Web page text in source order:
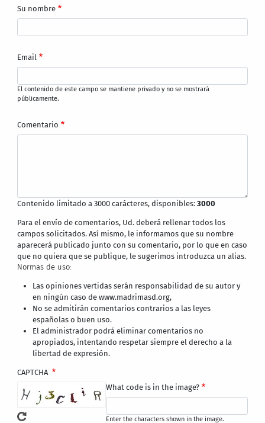
Su nombre
Email
El contenido de este campo se mantiene privado y no se mostrará
públicamente.
Comentario
Contenido limitado a 3000 carácteres, disponibles:3000
Para el envío de comentarios, Ud. deberá rellenar todos los
campos solicitados. Así mismo, le informamos que su nombre
aparecerá publicado junto con su comentario, por lo que en caso
que no quiera que se publique, le sugerimos introduzca un alias.
Normas de uso:
Las opiniones vertidas serán responsabilidad de su autor y
en ningún caso de www.madrimasd.org,
No se admitirán comentarios contrarios a las leyes
españolas o buen uso.
El administrador podrá eliminar comentarios no
apropiados, intentando respetar siempre el derecho a la
libertad de expresión.
CAPTCHA
What code is in the image?
Enter the characters shown in the image.